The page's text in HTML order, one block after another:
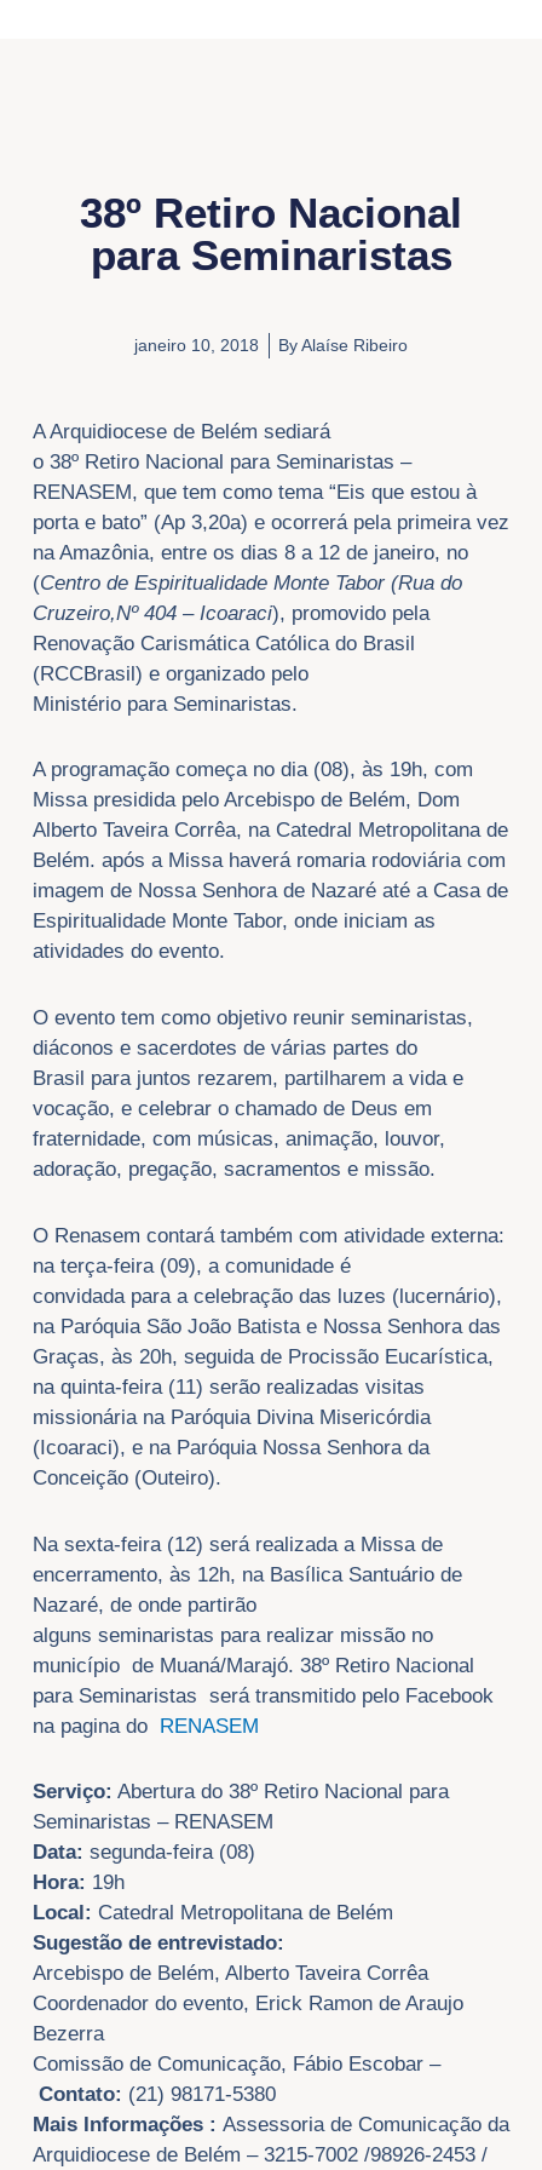
38º Retiro Nacional
para Seminaristas
janeiro 10, 2018 ByAlaíse Ribeiro
A Arquidiocese de Belém sediará
o 38º Retiro Nacional para Seminaristas –
RENASEM, que tem como tema “Eis que estou à
porta e bato” (Ap 3,20a) e ocorrerá pela primeira vez
na Amazônia, entre os dias 8 a 12 de janeiro, no
(Centro de Espiritualidade Monte Tabor (Rua do
Cruzeiro,Nº 404 – Icoaraci), promovido pela
Renovação Carismática Católica do Brasil
(RCCBrasil) e organizado pelo
Ministério para Seminaristas.
A programação começa no dia (08), às 19h, com
Missa presidida pelo Arcebispo de Belém, Dom
Alberto Taveira Corrêa, na Catedral Metropolitana de
Belém. após a Missa haverá romaria rodoviária com
imagem de Nossa Senhora de Nazaré até a Casa de
Espiritualidade Monte Tabor, onde iniciam as
atividades do evento.
O evento tem como objetivo reunir seminaristas,
diáconos e sacerdotes de várias partes do
Brasil parajuntos rezarem, partilharem a vida e
vocação, e celebrar o chamado de Deus em
fraternidade, com músicas, animação, louvor,
adoração, pregação, sacramentos e missão.
O Renasem contará também com atividade externa:
na terça-feira (09), a comunidade é
convidada paraa celebração das luzes (lucernário),
na Paróquia São João Batista e Nossa Senhora das
Graças, às 20h, seguida de Procissão Eucarística,
na quinta-feira (11) serão realizadas visitas
missionária na Paróquia Divina Misericórdia
(Icoaraci), e na Paróquia Nossa Senhora da
Conceição (Outeiro).
Na sexta-feira (12) será realizada a Missa de
encerramento, às 12h, na Basílica Santuário de
Nazaré, de onde partirão
alguns seminaristas para realizar missão no
município de Muaná/Marajó. 38º Retiro Nacional
para Seminaristas será transmitido pelo Facebook
na pagina do RENASEM
Serviço: Abertura do 38º Retiro Nacional para
Seminaristas – RENASEM
Data: segunda-feira (08)
Hora: 19h
Local: Catedral Metropolitana de Belém
Sugestão de entrevistado:
Arcebispo de Belém, Alberto Taveira Corrêa
Coordenador do evento, Erick Ramon de Araujo
Bezerra
Comissão de Comunicação, Fábio Escobar –
Contato: (21) 98171-5380
Mais Informações : Assessoria de Comunicação da
Arquidiocese de Belém – 3215-7002 /98926-2453 /